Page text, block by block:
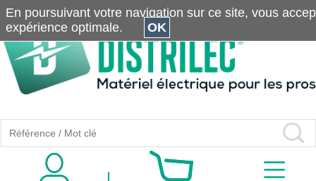
En poursuivant votre navigation sur ce site, vous
expérience optimale.
OK